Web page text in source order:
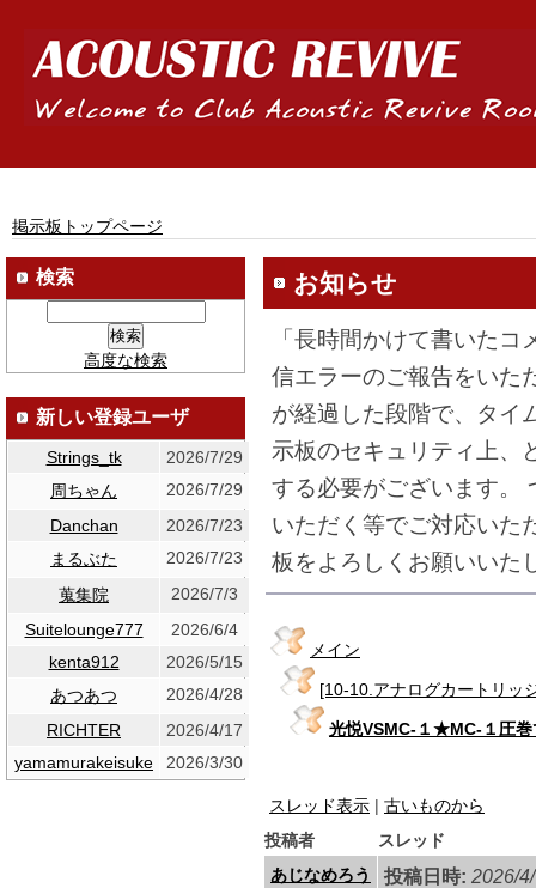
掲示板トップページ
お知らせ
「長時間かけて書いた
信エラーのご報告をいた
が経過した段階で、タイ
示板のセキュリティ上、
する必要がございます。
いただく等でご対応いた
板をよろしくお願いいた
メイン
[10-10.アナログカートリッ
光悦VSMC-１★MC-１圧巻
スレッド表示 | 古いものから
投稿者
スレッド
あじなめろう
投稿日時: 2026/
検索
高度な検索
新しい登録ユーザ
Strings_tk
2026/7/29
周ちゃん
2026/7/29
Danchan
2026/7/23
まるぶた
2026/7/23
蒐集院
2026/7/3
Suitelounge777
2026/6/4
kenta912
2026/5/15
あつあつ
2026/4/28
RICHTER
2026/4/17
yamamurakeisuke
2026/3/30